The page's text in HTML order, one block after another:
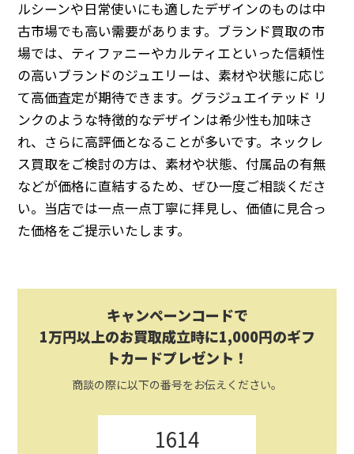
ルシーンや日常使いにも適したデザインのものは中
古市場でも高い需要があります。ブランド買取の市
場では、ティファニーやカルティエといった信頼性
の高いブランドのジュエリーは、素材や状態に応じ
て高価査定が期待できます。グラジュエイテッド リ
ンクのような特徴的なデザインは希少性も加味さ
れ、さらに高評価となることが多いです。ネックレ
ス買取をご検討の方は、素材や状態、付属品の有無
などが価格に直結するため、ぜひ一度ご相談くださ
い。当店では一点一点丁寧に拝見し、価値に見合っ
た価格をご提示いたします。
キャンペーンコードで
1万円以上のお買取成立時に1,000円のギフ
トカードプレゼント！
商談の際に以下の番号をお伝えください。
1614